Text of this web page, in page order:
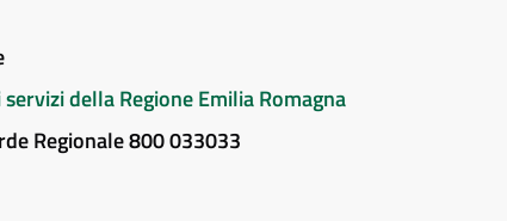
della Regione Emilia Romagna
Regionale 800 033033